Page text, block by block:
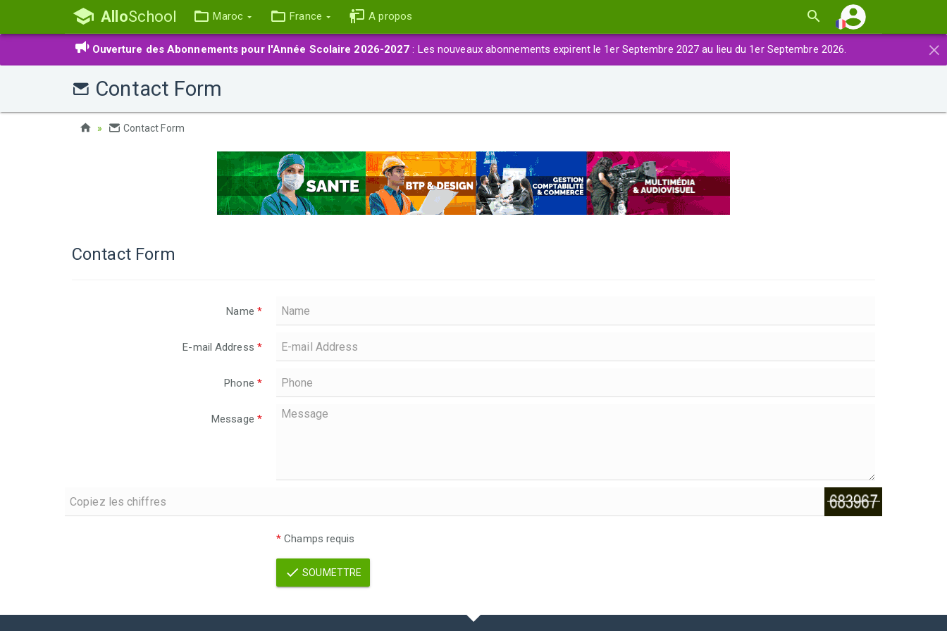
AlloSchool Maroc France A propos
×
Ouverture des Abonnements pour l'Année Scolaire 2026-2027 : Les nouveaux abonnements expirent le 1er Septembre 2027 au lieu du 1er Septembre 2026.
Contact Form
Contact Form
Contact Form
Name *
E-mail Address *
Phone *
Message *
* Champs requis
SOUMETTRE